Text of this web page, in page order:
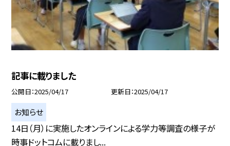
記事に載りました
公開日 2025/04/17 更新日 2025/04/17
お知らせ
14日（月）に実施したオンラインによる学力等調査の様子が
時事ドットコムに載りまし...